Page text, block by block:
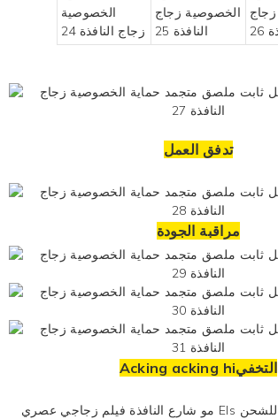
تدفق العمل
مراقبة الجودة
Acking acking hiالتخفي
مو شارع النافذة فيلم زجاجي
Els لدينا مخزون جاهز للشحن